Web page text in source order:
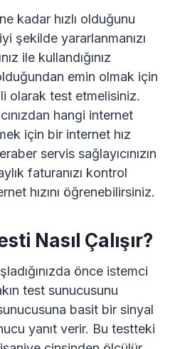
kadar hızlı olduğunu
şekilde yararlanmanızı
ile kullandığınız
emin olmak için
olarak test etmelisiniz.
hangi internet
için bir internet hız
servis sağlayıcınızın
faturanızı kontrol
hızını öğrenebilirsiniz.
Nasıl Çalışır?
önce istemci
test sunucusunu
basit bir sinyal
yanıt verir. Bu testteki